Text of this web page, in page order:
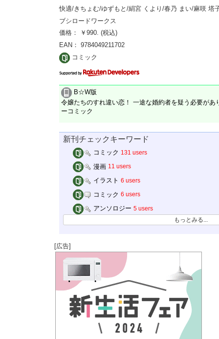
快適/きちょむ/ゆずもと/絹宮 くより/春乃 まい/麻咲 塔
ブシロードワークス
価格： ￥990. (税込)
EAN： 9784049211702
コミック
B☆W版
令嬢たちのすれ違い恋！ 一途な婚約者を疑う必要があ
ーコミック
新刊チェックキーワード
コミック 131 users
漫画 11 users
イラスト 6 users
コミック 6 users
アンソロジー 5 users
もっとみる...
[広告]